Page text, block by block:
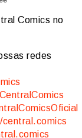
Comics no
redes